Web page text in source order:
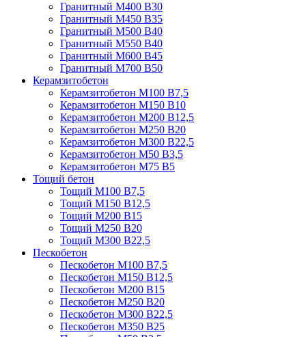
Гранитный М400 В30
Гранитный М450 В35
Гранитный М500 В40
Гранитный М550 В40
Гранитный М600 В45
Гранитный М700 В50
Керамзитобетон
Керамзитобетон М100 В7,5
Керамзитобетон М150 В10
Керамзитобетон М200 В12,5
Керамзитобетон М250 В20
Керамзитобетон М300 В22,5
Керамзитобетон М50 В3,5
Керамзитобетон М75 В5
Тощий бетон
Тощий М100 В7,5
Тощий М150 В12,5
Тощий М200 В15
Тощий М250 В20
Тощий М300 В22,5
Пескобетон
Пескобетон М100 В7,5
Пескобетон М150 В12,5
Пескобетон М200 В15
Пескобетон М250 В20
Пескобетон М300 В22,5
Пескобетон М350 В25